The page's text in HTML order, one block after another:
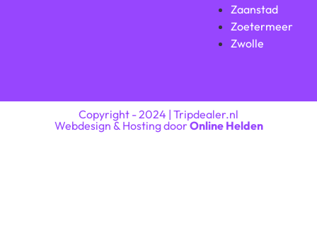
Zaanstad
Zoetermeer
Zwolle
Copyright - 2024 | Tripdealer.nl
Webdesign & Hosting doorOnline Helden